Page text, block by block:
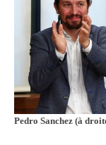
Pedro Sanchez (à